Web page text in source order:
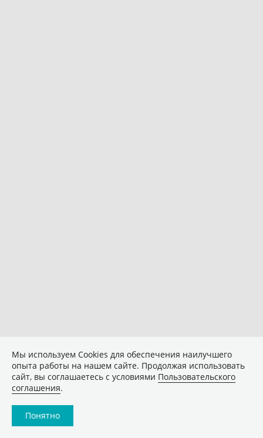
Мы используем Сookies для обеспечения наилучшего
опыта работы на нашем сайте. Продолжая использовать
сайт, вы соглашаетесь с условиями Пользовательского
соглашения.
Понятно